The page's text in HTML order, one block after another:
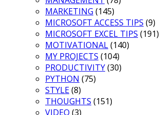
MARKETING (145)
MICROSOFT ACCESS TIPS (9)
MICROSOFT EXCEL TIPS (191)
MOTIVATIONAL(140)
MY PROJECTS (104)
PRODUCTIVITY(30)
PYTHON (75)
STYLE(8)
THOUGHTS (151)
VIDEO (3)